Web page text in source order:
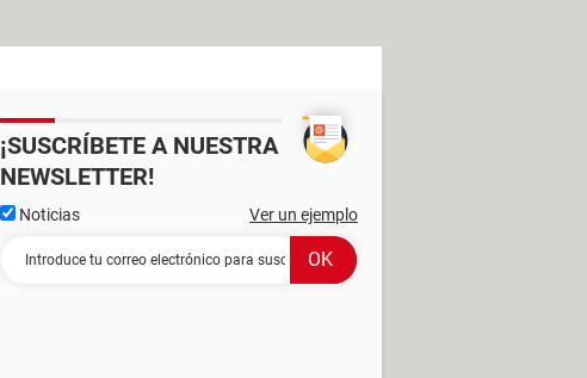
¡SUSCRÍBETE A NUESTRA
NEWSLETTER!
Noticias Ver un ejemplo